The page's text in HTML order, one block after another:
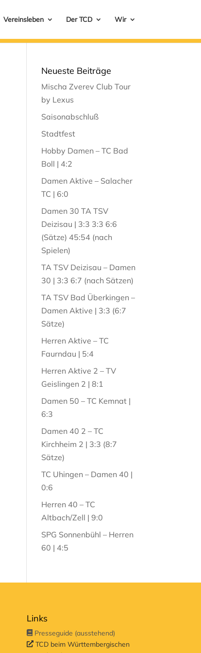
Vereinsleben Der TCD Wir
Neueste Beiträge
Mischa Zverev Club Tour
by Lexus
Saisonabschluß
Stadtfest
Hobby Damen – TC Bad
Boll | 4:2
Damen Aktive – Salacher
TC | 6:0
Damen 30 TA TSV
Deizisau | 3:3 3:3 6:6
(Sätze) 45:54 (nach
Spielen)
TA TSV Deizisau – Damen
30 | 3:3 6:7 (nach Sätzen)
TA TSV Bad Überkingen –
Damen Aktive | 3:3 (6:7
Sätze)
Herren Aktive – TC
Faurndau | 5:4
Herren Aktive 2 – TV
Geislingen 2 | 8:1
Damen 50 – TC Kemnat |
6:3
Damen 40 2 – TC
Kirchheim 2 | 3:3 (8:7
Sätze)
TC Uhingen – Damen 40 |
0:6
Herren 40 – TC
Altbach/Zell | 9:0
SPG Sonnenbühl – Herren
60 | 4:5
Links
Presseguide (ausstehend)
TCD beim Württembergischen